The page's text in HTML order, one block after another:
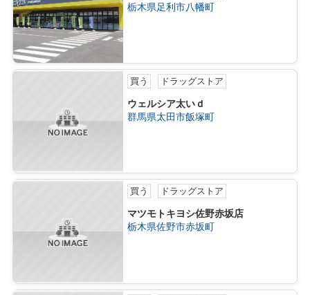
栃木県足利市八幡町
買う ドラッグストア
ウェルシア太いｄ
群馬県太田市飯塚町
買う ドラッグストア
マツモトキヨシ佐野赤坂店
栃木県佐野市赤坂町